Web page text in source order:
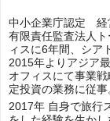
中小企業庁認定 経
有限責任監査法人
ィスに6年間、シア
2015年よりアジア
オフィスにて事業
定投資の業務に従事
2017年 自身で旅行